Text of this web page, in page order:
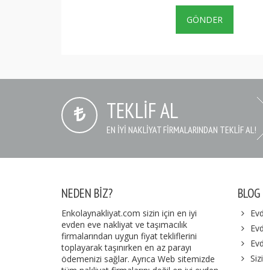
TEKLIF AL
EN IYI NAKLIYAT FIRMALARINDAN TEKLIF AL!
NEDEN BIZ?
Enkolaynakliyat.com sizin için en iyi
evden eve nakliyat ve taşımacılık
firmalarından uygun fiyat tekliflerini
toplayarak taşınırken en az parayı
ödemenizi sağlar. Ayrıca Web sitemizde
BLOG